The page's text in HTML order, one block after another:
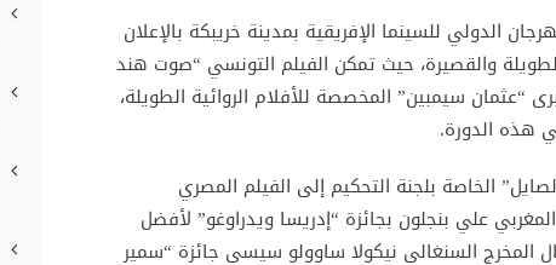
الدولي للسينما الإفريقية بمدينة خريبكة بالإعلان
الطويلة والقصيرة، حيث تمكن الفيلم التونسي “صوت هند
“عثمان سيمبين” المخصصة للأفلام الروائية الطويلة،
هذه الدورة.
الخاصة بلجنة التحكيم إلى الفيلم المصري
علي بنجلون بجائزة “إدريسا ويدراوغو” لأفضل
المخرج السنغالي نيكولا ساوولو سيسي جائزة “سمير